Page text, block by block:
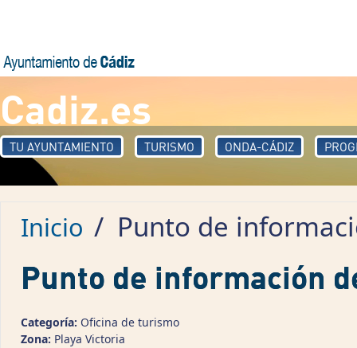
Cadiz.es
TU AYUNTAMIENTO TURISMO ONDA-CÁDIZ
Inicio / Punto de
Punto de información
Categoría: Oficina de turismo
Zona: Playa Victoria